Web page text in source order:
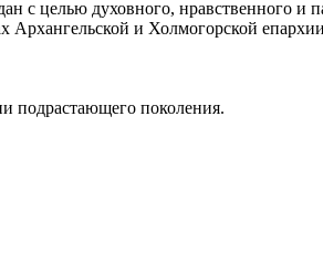
с целью духовного, нравственного и
и Холмогорской
подрастающего поколения.